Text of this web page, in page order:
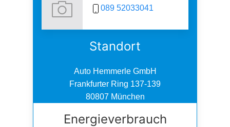
089 52033041
Standort
Auto Hemmerle GmbH
Frankfurter Ring 137-139
80807 München
Energieverbrauch